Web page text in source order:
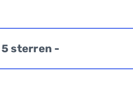
5 sterren -